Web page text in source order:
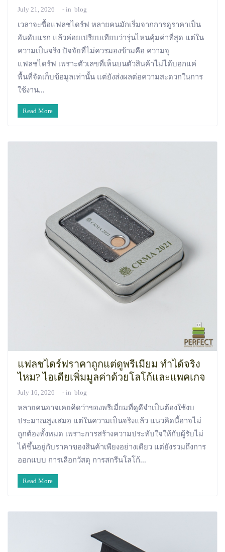
July 21, 2026 in blog
เวลาจะซื้อแฟลชไดร์ฟ หลายคนมักเริ่มจากการดูราคาเป็น
อันดับแรก แล้วค่อยเปรียบเทียบว่ารุ่นไหนคุ้มค่าที่สุด แต่ใน
ความเป็นจริง ปัจจัยที่ไม่ควรมองข้ามคือ ความจุ
แฟลชไดร์ฟ เพราะตัวเลขที่เห็นบนตัวสินค้าไม่ได้บอกแค่
พื้นที่จัดเก็บข้อมูลเท่านั้น แต่ยังส่งผลต่อความสะดวกในการ
ใช้งาน...
Read More
แฟลชไดร์ฟราคาถูกแต่ดูพรีเมียม ทำได้จริง
ไหม? ไอเดียเพิ่มมูลค่าด้วยโลโก้และแพคเกจ
July 16, 2026 in blog
หลายคนอาจเคยคิดว่าของพรีเมี่ยมที่ดูดีจำเป็นต้องใช้งบ
ประมาณสูงเสมอ แต่ในความเป็นจริงแล้ว แนวคิดนี้อาจไม่
ถูกต้องทั้งหมด เพราะการสร้างความประทับใจให้กับผู้รับไม่
ได้ขึ้นอยู่กับราคาของสินค้าเพียงอย่างเดียว แต่ยังรวมถึงการ
ออกแบบ การเลือกวัสดุ การสกรีนโลโก้...
Read More